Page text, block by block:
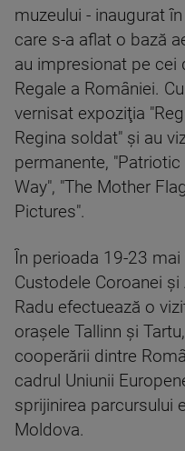
muzeului - inaugurat
care s-a aflat o bază
au impresionat pe cei
Regale a României.
vernisat expoziţia
Regina soldat" şi au
permanente,
Way", "The Mother
Pictures".
În perioada 19-23
Custodele Coroanei
Radu efectuează o
oraşele Tallinn şi
cooperării dintre
cadrul Uniunii
sprijinirea parcursului
Moldova.